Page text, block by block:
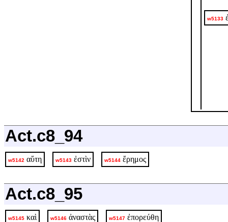
w5133
Act.c8_94
w5142 αὕτη w5143 ἐστὶν w5144 ἔρημος
Act.c8_95
w5145 καὶ w5146 ἀναστὰς w5147 ἐπορεύθη